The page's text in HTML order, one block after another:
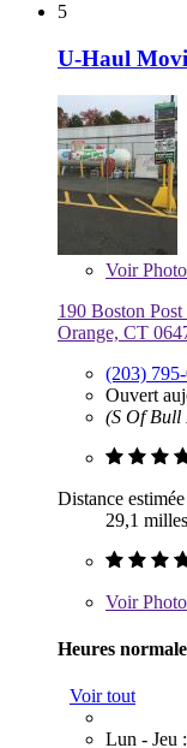
5
U-Haul
Voir
190 Boston Post
Orange, CT
(203) 795-
Ouvert
(S Of
Distance estimée
29,1 milles
Voir
Heures
Voir tout
Lun - Jeu